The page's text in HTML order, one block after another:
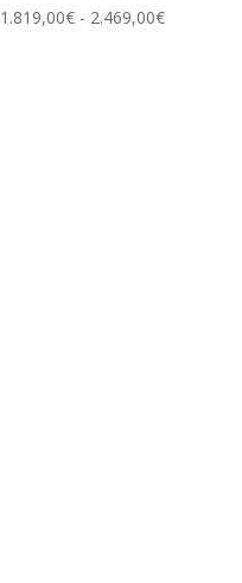
1.819,00€ - 2.469,00€Fascia